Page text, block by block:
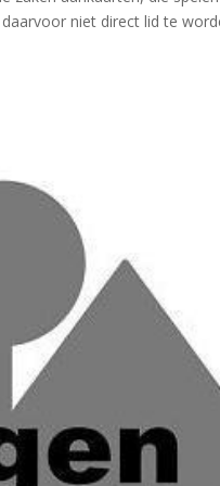
niet direct lid te